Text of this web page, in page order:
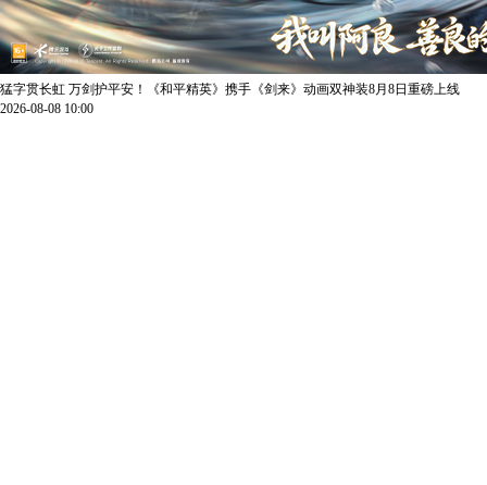
猛字贯长虹 万剑护平安！《和平精英》携手《剑来》动画双神装8月8日重磅上线
2026-08-08 10:00